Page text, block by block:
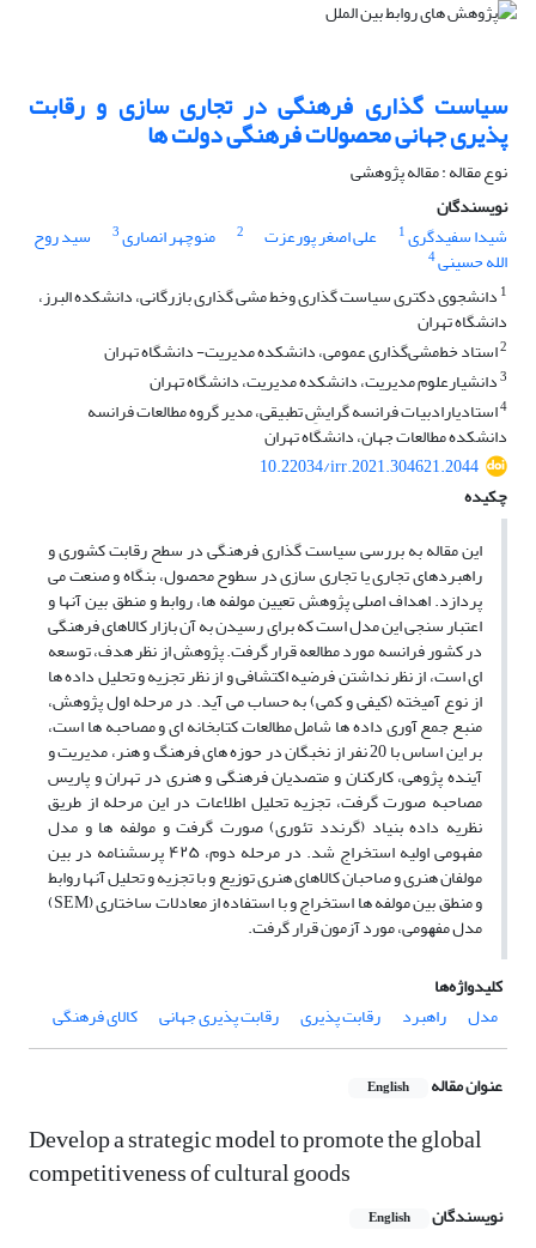
سیاست گذاری فرهنگی در تجاری سازی و رقابت
پذیری جهانی محصولات فرهنگی دولت ها
نوع مقاله : مقاله پژوهشی
نویسندگان
شیدا سفیدگری1 علی اصغر پورعزت 2 منوچهر انصاری3 سید روح
الله حسینی4
1 دانشجوی دکتری سیاست گذاری وخط مشی گذاری بازرگانی، دانشکده البرز،
دانشگاه تهران
2استاد خط‌مشی‌گذاری عمومی، دانشکده مدیریت- دانشگاه تهران
3دانشیارعلوم مدیریت، دانشکده مدیریت، دانشگاه تهران
4استادیارادبیات فرانسه گرایشِ تطبیقی، مدیر گروه مطالعات فرانسه
دانشکده مطالعات جهان، دانشگاه تهران
10.22034/irr.2021.304621.2044
چکیده
این مقاله به بررسی سیاست گذاری فرهنگی در سطح رقابت کشوری و
راهبردهای تجاری یا تجاری سازی در سطوح محصول، بنگاه و صنعت می
پردازد. اهداف اصلی پژوهش تعیین مولفه ها، روابط و منطق بین آنها و
اعتبار سنجی این مدل است که برای رسیدن به آن بازار کالاهای فرهنگی
در کشور فرانسه مورد مطالعه قرار گرفت. پژوهش از نظر هدف، توسعه
ای است، از نظر نداشتن فرضیه اکتشافی و از نظر تجزیه و تحلیل داده ها
از نوع آمیخته (کیفی و کمی) به حساب می آید. در مرحله اول پژوهش،
منبع جمع آوری داده ها شامل مطالعات کتابخانه ای و مصاحبه ها است،
بر این اساس با 20 نفر از نخبگان در حوزه های فرهنگ و هنر، مدیریت و
آینده پژوهی، کارکنان و متصدیان فرهنگی و هنری در تهران و پاریس
مصاحبه صورت گرفت، تجزیه تحلیل اطلاعات در این مرحله از طریق
نظریه داده بنیاد (گرندد تئوری) صورت گرفت و مولفه ها و مدل
مفهومی اولیه استخراج شد. در ﻣﺮﺣﻠﻪ دوم، ۴۲۵ پرسشنامه در بین
مولفان هنری و صاحبان کالاهای هنری توزیع و با تجزیه و تحلیل آنها روابط
و منطق بین مولفه ها استخراج و ﺑﺎ اﺳﺘﻔﺎده از ﻣﻌﺎدﻻت ﺳﺎﺧﺘﺎرى (SEM)
ﻣﺪل ﻣﻔﻬﻮﻣﻰ، ﻣﻮرد آزﻣﻮن ﻗﺮار گرفت.
کلیدواژه‌ها
مدل
راهبرد رقابت پذیری رقابت پذیری جهانی کالای فرهنگی
عنوان مقاله English
Develop a strategic model to promote the global
competitiveness of cultural goods
نویسندگان English